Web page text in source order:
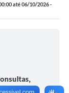
até 06/10/2026 -